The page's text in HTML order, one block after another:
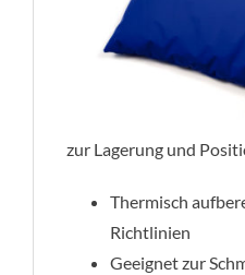
zur Lagerung und
Thermisch
Richtlinien
Geeignet zur